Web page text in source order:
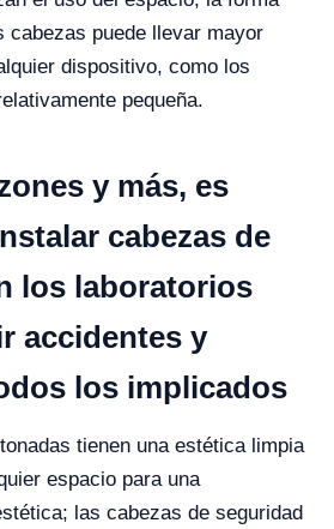
cabezas puede llevar mayor
dispositivo, como los
pequeña.
y más, es
cabezas de
los laboratorios
accidentes y
los implicados
tienen una estética limpia
espacio para una
las cabezas de seguridad